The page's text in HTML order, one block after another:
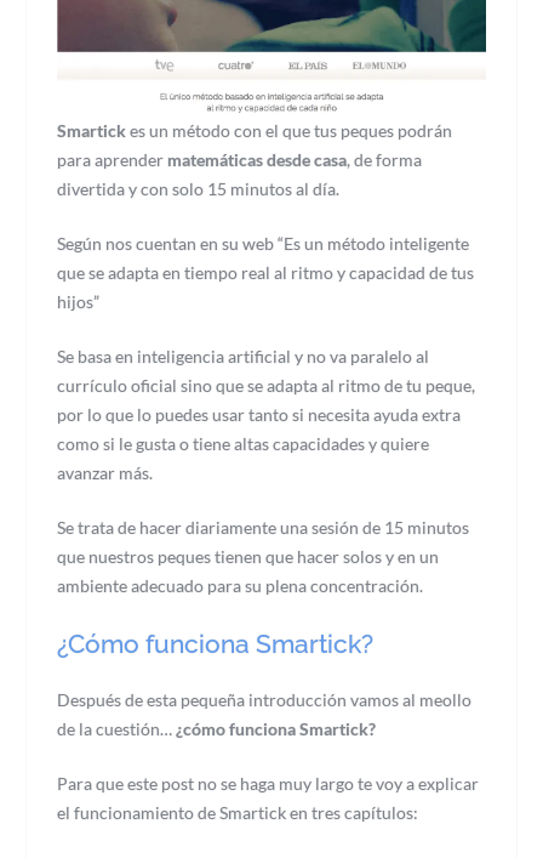
Smartickes un método con el que tus peques podrán
para aprender matemáticas desde casa, de forma
divertida y con solo 15 minutos al día.
Según nos cuentan en su web “Es un método inteligente
que se adapta en tiempo real al ritmo y capacidad de tus
hijos”
Se basa en inteligencia artificial y no va paralelo al
currículo oficial sino que se adapta al ritmo de tu peque,
por lo que lo puedes usar tanto si necesita ayuda extra
como si le gusta o tiene altas capacidades y quiere
avanzar más.
Se trata de hacer diariamente una sesión de 15 minutos
que nuestros peques tienen que hacer solos y en un
ambiente adecuado para su plena concentración.
¿Cómo funciona Smartick?
Después de esta pequeña introducción vamos al meollo
de la cuestión…¿cómo funciona Smartick?
Para que este post no se haga muy largo te voy a explicar
el funcionamiento de Smartick en tres capítulos: